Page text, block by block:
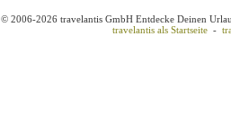
© 2006-2026 travelantis GmbH Entdecke Deinen
travelantis als Startseite -